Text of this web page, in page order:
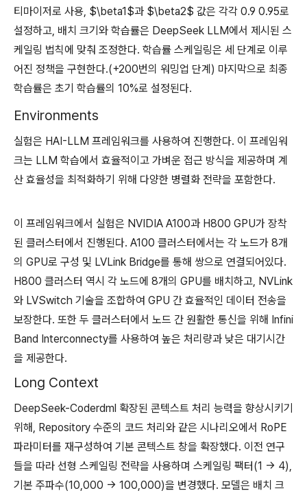
티마이저로 사용, $\beta1$과 $\beta2$ 값은 각각 0.9 0.95로
설정하고, 배치 크기와 학습률은 DeepSeek LLM에서 제시된 스
케일링 법칙에 맞춰 조정한다. 학습률 스케일링은 세 단계로 이루
어진 정책을 구현한다.(+200번의 워밍업 단계) 마지막으로 최종
학습률은 초기 학습률의 10%로 설정된다.
Environments
실험은 HAI-LLM 프레임워크를 사용하여 진행한다. 이 프레임워
크는 LLM 학습에서 효율적이고 가벼운 접근 방식을 제공하며 계
산 효율성을 최적화하기 위해 다양한 병렬화 전략을 포함한다.
이 프레임워크에서 실험은 NVIDIA A100과 H800 GPU가 장착
된 클러스터에서 진행된다. A100 클러스터에서는 각 노드가 8개
의 GPU로 구성 및 LVLink Bridge를 통해 쌍으로 연결되어있다.
H800 클러스터 역시 각 노드에 8개의 GPU를 배치하고, NVLink
와 LVSwitch 기술을 조합하여 GPU 간 효율적인 데이터 전송을
보장한다. 또한 두 클러스터에서 노드 간 원활한 통신을 위해 Infini
Band Interconnecty를 사용하여 높은 처리량과 낮은 대기시간
을 제공한다.
Long Context
DeepSeek-Coderdml 확장된 콘텍스트 처리 능력을 향상시키기
위해, Repository 수준의 코드 처리와 같은 시나리오에서 RoPE
파라미터를 재구성하여 기본 콘텍스트 창을 확장했다. 이전 연구
들을 따라 선형 스케일링 전략을 사용하며 스케일링 팩터(1 → 4),
기본 주파수(10,000 → 100,000)을 변경했다. 모델은 배치 크